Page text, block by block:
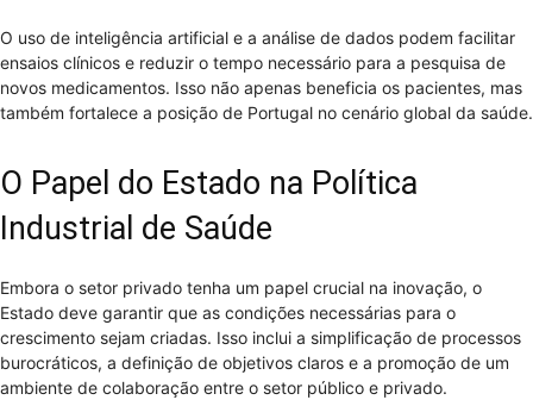
O uso de inteligência artificial e a análise de dados podem facilitar
ensaios clínicos e reduzir o tempo necessário para a pesquisa de
novos medicamentos. Isso não apenas beneficia os pacientes, mas
também fortalece a posição de Portugal no cenário global da saúde.
O Papel do Estado na Política
Industrial de Saúde
Embora o setor privado tenha um papel crucial na inovação, o
Estado deve garantir que as condições necessárias para o
crescimento sejam criadas. Isso inclui a simplificação de processos
burocráticos, a definição de objetivos claros e a promoção de um
ambiente de colaboração entre o setor público e privado.